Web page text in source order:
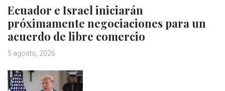
Ecuador e Israel iniciarán
próximamente negociaciones para un
acuerdo de libre comercio
5 agosto, 2026